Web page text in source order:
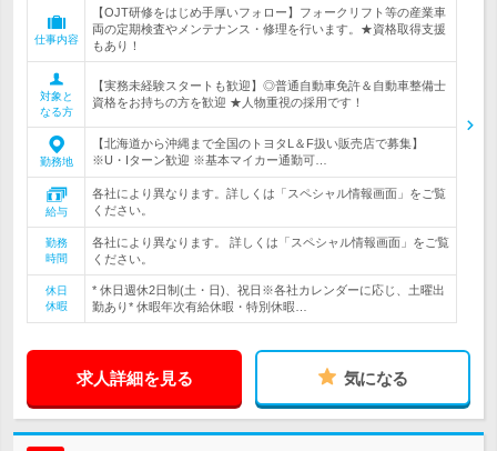
仕事内容
【OJT研修をはじめ手厚いフォロー】フォークリフト等の産業車
両の定期検査やメンテナンス・修理を行います。★資格取得支援
もあり！
対象と
なる方
【実務未経験スタートも歓迎】◎普通自動車免許＆自動車整備士
資格をお持ちの方を歓迎 ★人物重視の採用です！
勤務地
【北海道から沖縄まで全国のトヨタL＆F扱い販売店で募集】
※U・Iターン歓迎 ※基本マイカー通勤可…
給与
各社により異なります。詳しくは「スペシャル情報画面」をご覧
ください。
勤務
時間
各社により異なります。 詳しくは「スペシャル情報画面」をご覧
ください。
休日
休暇
* 休日週休2日制(土・日)、祝日※各社カレンダーに応じ、土曜出
勤あり* 休暇年次有給休暇・特別休暇…
求人詳細を見る 気になる